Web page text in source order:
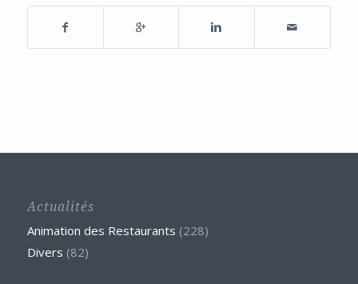
Actualités
Animation des Restaurants (228)
Divers (82)